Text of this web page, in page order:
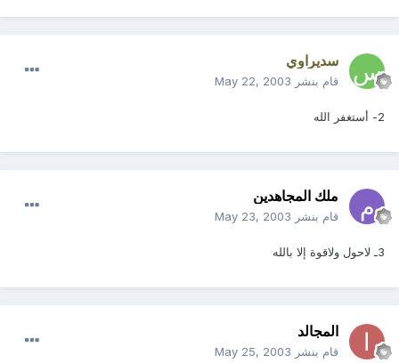
سديراوي
قام بنشر May 22, 2003
2- أستغفر الله
ملك المجاهدين
قام بنشر May 23, 2003
3ـ لاحول ولاقوة إلا بالله
المجالد
قام بنشر May 25, 2003